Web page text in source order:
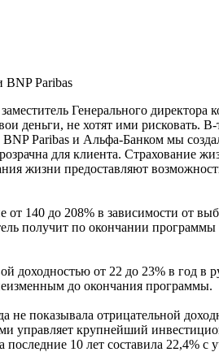
BNP Paribas
заместитель Генерального
деньги, не хотят ими рисковать.
Paribas и Альфа-Банком мы
для клиента. Страхование
жизни предоставляют
140 до 208% в зависимости от
получит по окончании
доходностью от 22 до 23% в год в
до окончания программы.
показывала отрицательной
управляет крупнейший
10 лет составила 22,4% с